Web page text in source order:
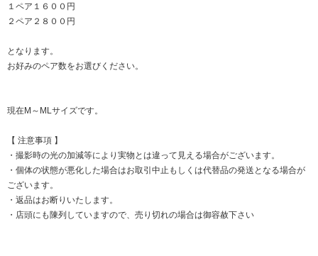
１ペア１６００円
２ペア２８００円
となります。
お好みのペア数をお選びください。
現在M～MLサイズです。
【 注意事項 】
・撮影時の光の加減等により実物とは違って見える場合がございます。
・個体の状態が悪化した場合はお取引中止もしくは代替品の発送となる場合が
ございます。
・返品はお断りいたします。
・店頭にも陳列していますので、売り切れの場合は御容赦下さい